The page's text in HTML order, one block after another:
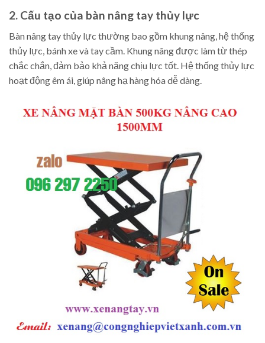
2. Cấu tạo của bàn nâng tay thủy lực
Bàn nâng tay thủy lực thường bao gồm khung nâng, hệ thống
thủy lực, bánh xe và tay cầm. Khung nâng được làm từ thép
chắc chắn, đảm bảo khả năng chịu lực tốt. Hệ thống thủy lực
hoạt động êm ái, giúp nâng hạ hàng hóa dễ dàng.